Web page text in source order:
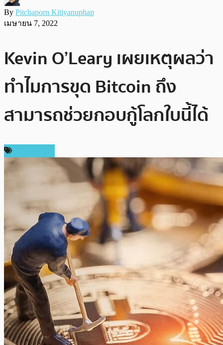
By Pitchaporn Kitiyanuphap
เมษายน 7, 2022
Kevin O’Leary เผยเหตุผลว่า
ทำไมการขุด Bitcoin ถึง
สามารถช่วยกอบกู้โลกใบนี้ได้